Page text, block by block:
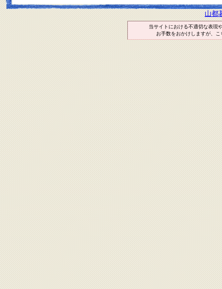
山都
当サイトにおける不適切な表現
お手数をおかけしますが、こ